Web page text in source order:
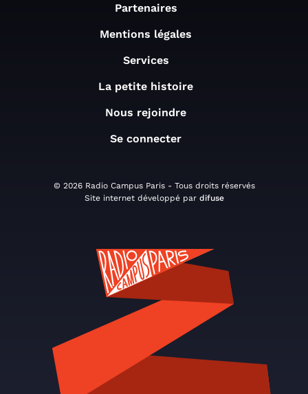
Partenaires
Mentions légales
Services
La petite histoire
Nous rejoindre
Se connecter
© 2026 Radio Campus Paris - Tous droits réservés
Site internet développé par difuse